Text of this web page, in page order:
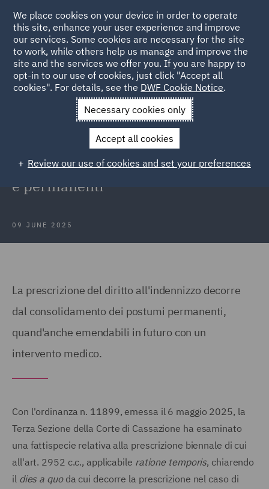
Back to Articles
News and Insights Insights
La prescrizione ex art.
2952 c.c. e la differenza tra postumi emendabili e permanenti
La prescrizione ex art. 2952 c.c. e la
differenza tra postumi emendabili
e permanenti
09 JUNE 2025
La prescrizione del diritto all'indennizzo decorre
dal consolidamento dei postumi permanenti,
quand'anche emendabili in futuro con un
intervento medico.
Con l'ordinanza n. 11899, emessa il 6 maggio 2025, la
Terza Sezione della Corte di Cassazione ha esaminato
una fattispecie relativa alla prescrizione biennale di cui
all'art. 2952 c.c., applicabile ratione temporis, chiarendo
il dies a quoda cui decorre la prescrizione nel caso di
We place cookies on your device in order to operate
this site, enhance your user experience and improve
our services. Some cookies are necessary for the site
to work, while others help us manage and improve the
site and the services we offer you. If you are happy to
opt-in to our use of cookies, just click "Accept all
cookies". For details, see the DWF Cookie Notice.
Necessary cookies only
Accept all cookies
Review our use of cookies and set your preferences